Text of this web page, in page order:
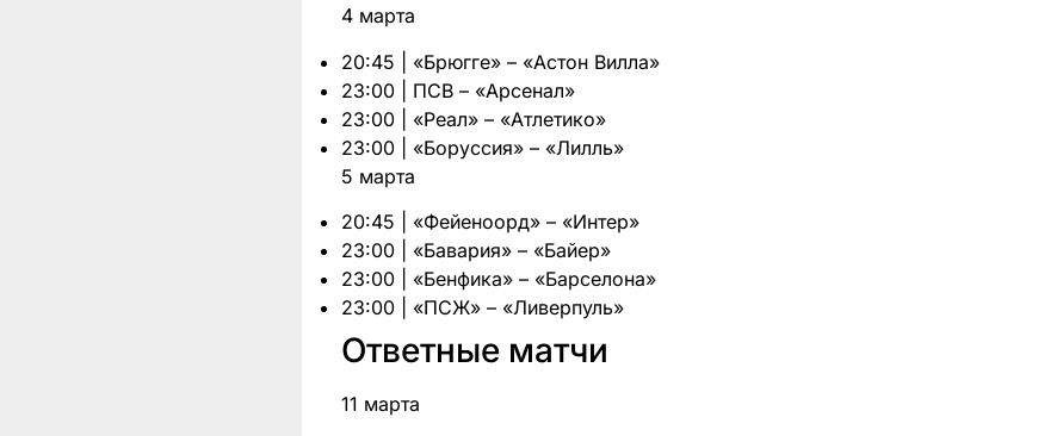
4 марта
20:45 | «Брюгге» – «Астон Вилла»
23:00 | ПСВ – «Арсенал»
23:00 | «Реал» – «Атлетико»
23:00 | «Боруссия» – «Лилль»
5 марта
20:45 | «Фейеноорд» – «Интер»
23:00 | «Бавария» – «Байер»
23:00 | «Бенфика» – «Барселона»
23:00 | «ПСЖ» – «Ливерпуль»
Ответные матчи
11 марта